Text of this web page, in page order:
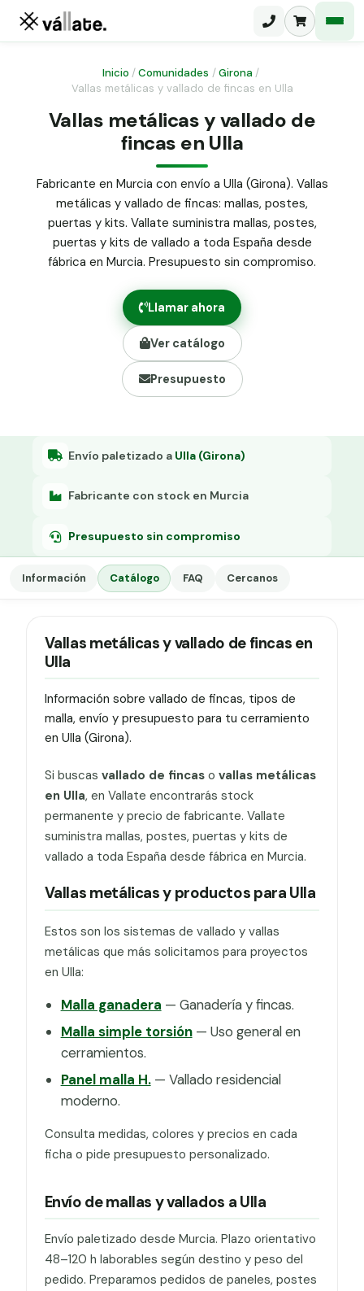
Malla ganadera
Malla simple torsión
Malla triple torsión
Panel malla H.
Puerta abatible dos hojas
Puerta acceso peatonal
Poste malla Hércules
Poste malla simple torsión
Alambre de espino galvanizado
Alambre liso galvanizado
Malla ocultación 70 g/m² verde
Abrazadera PVC malla H.
Grapa malla H.
Inicio /Comunidades / Girona /
Vallas metálicas y vallado de fincas en Ulla
Vallas metálicas y vallado de
fincas en Ulla
Fabricante en Murcia con envío a Ulla (Girona). Vallas
metálicas y vallado de fincas: mallas, postes,
puertas y kits. Vallate suministra mallas, postes,
puertas y kits de vallado a toda España desde
fábrica en Murcia. Presupuesto sin compromiso.
Llamar ahora
Ver catálogo
Presupuesto
Envío paletizado a Ulla (Girona)
Fabricante con stock en Murcia
Presupuesto sin compromiso
Información Catálogo FAQ Cercanos
Vallas metálicas y vallado de fincas en
Ulla
Información sobre vallado de fincas, tipos de
malla, envío y presupuesto para tu cerramiento
en Ulla (Girona).
Si buscas vallado de fincaso vallas metálicas
en Ulla, en Vallate encontrarás stock
permanente y precio de fabricante. Vallate
suministra mallas, postes, puertas y kits de
vallado a toda España desde fábrica en Murcia.
Vallas metálicas y productos para Ulla
Estos son los sistemas de vallado y vallas
metálicas que más solicitamos para proyectos
en Ulla:
Malla ganadera — Ganadería y fincas.
Malla simple torsión— Uso general en
cerramientos.
Panel malla H.— Vallado residencial
moderno.
Consulta medidas, colores y precios en cada
ficha o pide presupuesto personalizado.
Envío de mallas y vallados a Ulla
Envío paletizado desde Murcia. Plazo orientativo
48–120 h laborables según destino y peso del
pedido. Preparamos pedidos de paneles, postes